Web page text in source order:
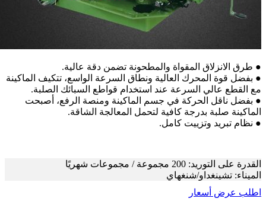
طرق الانزلاق المقواة والمطحونة تضمن دقة عالية.
بفضل قوة المحرك العالية ونطاق السرعة الواسع، تتكيف الماكينة
القطع عالي السرعة عند استخدام قواطع السبائك الصلبة.
بفضل ناقل الحركة في جسم الماكينة ومنصة الرفع، أصبحت
صلبة بدرجة كافية لتحمل المعالجة الشاقة.
نظام تبريد وتزييت كامل.
على التوريد: 200 مجموعة / مجموعات شهريًا
تشينغداو/شنغهاي
عرض أسعار